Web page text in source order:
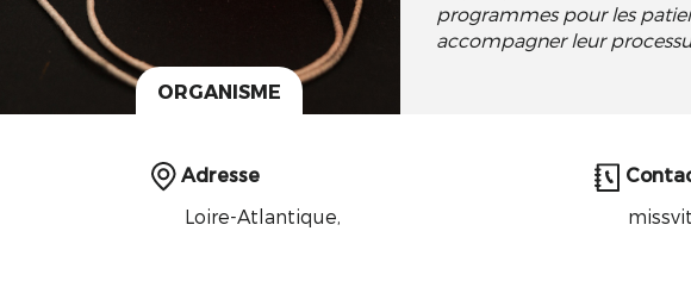
programmes pour les
accompagner leur
ORGANISME
Adresse
Loire-Atlantique,